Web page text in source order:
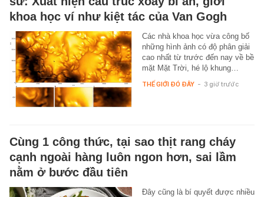
khoa học ví như kiệt tác của Van Gogh
Các nhà khoa học vừa công bố
những hình ảnh có độ phân giải
cao nhất từ trước đến nay về bề
mặt Mặt Trời, hé lộ khung…
THẾ GIỚI ĐÓ ĐÂY - 3 giờ trước
Cùng 1 công thức, tại sao thịt rang cháy
cạnh ngoài hàng luôn ngon hơn, sai lầm
nằm ở bước đầu tiên
Đây cũng là bí quyết được nhiều